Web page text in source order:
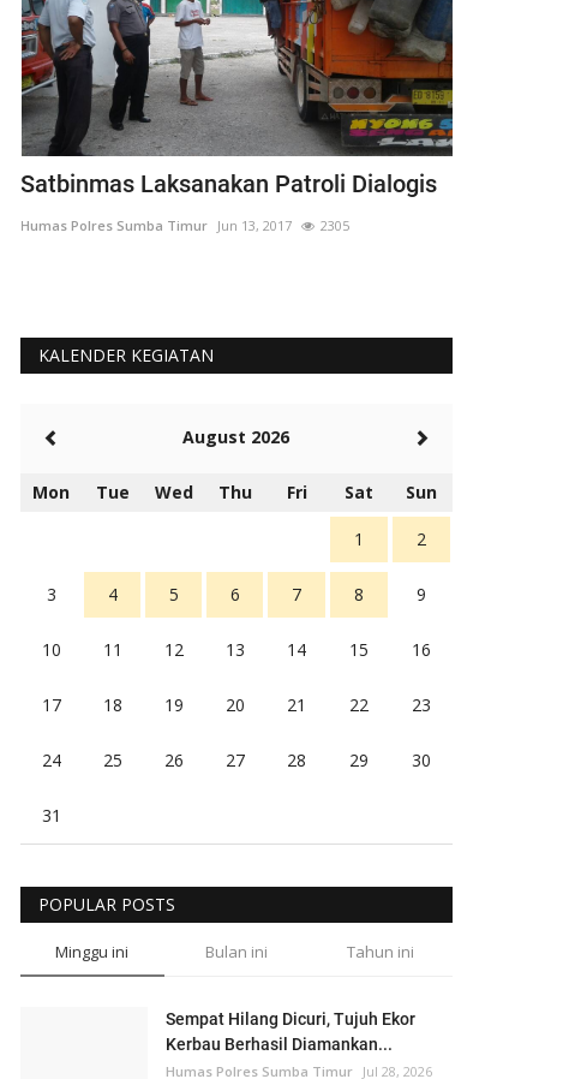
Satbinmas Laksanakan Patroli Dialogis
Humas Polres Sumba Timur Jun 13, 2017 2305
KALENDER KEGIATAN
August 2026
Mon Tue Wed Thu Fri Sat Sun
1 2
3 4 5 6 7 8 9
10 11 12 13 14 15 16
17 18 19 20 21 22 23
24 25 26 27 28 29 30
31
POPULAR POSTS
Minggu ini Bulan ini Tahun ini
Sempat Hilang Dicuri, Tujuh Ekor
Kerbau Berhasil Diamankan...
Humas Polres Sumba Timur Jul 28, 2026